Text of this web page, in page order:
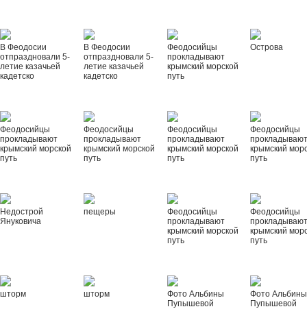
В Феодосии
отпраздновали 5-
летие казачьей
кадетско
В Феодосии
отпраздновали 5-
летие казачьей
кадетско
Феодосийцы
прокладывают
крымский морской
путь
Острова
Феодосийцы
прокладывают
крымский морской
путь
Феодосийцы
прокладывают
крымский морской
путь
Феодосийцы
прокладывают
крымский морской
путь
Феодосийцы
крымский
путь
Недострой
Януковича
пещеры
Феодосийцы
прокладывают
крымский морской
путь
Феодосийцы
крымский
путь
шторм шторм
Фото Альбины
Пупышевой
Фото Альбины
Пупышевой